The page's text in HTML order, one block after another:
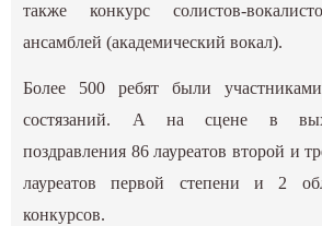
также конкурс солистов-
ансамблей (академический вокал).
Более 500 ребят были
состязаний. А на сцене в
поздравления 86 лауреатов второй и
лауреатов первой степени и 2
конкурсов.